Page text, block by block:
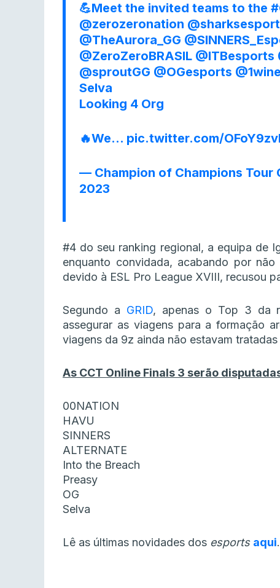
💪Meet the invited teams to the
@zerozeronation
@TheAurora_GG
@ZeroZeroBRASIL @ITBesports
@sproutGG @OGesports
Selva
Looking 4 Org
🔥We… pic.twitter.com/
— Champion of Champions Tour
2023
#4 do seu ranking regional, a equipa de
enquanto convidada, acabando por
devido à ESL Pro League XVIII, recusou
Segundo a GRID, apenas o Top 3 da
assegurar as viagens para a formação
viagens da 9z ainda não estavam
As CCT Online Finals 3 serão
00NATION
HAVU
SINNERS
ALTERNATE
Into the Breach
Preasy
OG
Selva
Lê as últimas novidades dos esports aqui.